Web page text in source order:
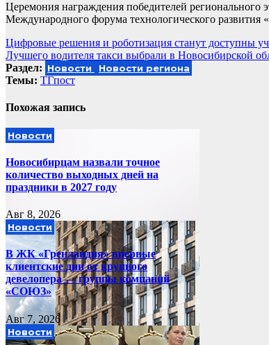
Церемония награждения победителей регионального
Международного форума технологического развития
Навигация
по
записям
Цифровые решения и роботизация станут доступны
Лучшего водителя такси выбрали в Новосибирской
Раздел: Новости Новости региона
Темы: ТГпост
Похожая запись
Новости
Новосибирцам назвали точное
количество выходных дней на
праздники в 2027 году
Авг 8, 2026
Новости
В ЖК «Гренландия» впервые
клиентские дни от крупного
девелопера — группы компаний
«СОЮЗ»
Авг 7, 2026
Новости